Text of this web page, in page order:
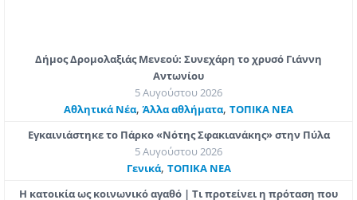
Δήμος Δρομολαξιάς Μενεού: Συνεχάρη το χρυσό Γιάννη
Αντωνίου
5 Αυγούστου 2026
Αθλητικά Νέα,Άλλα αθλήματα, ΤΟΠΙΚΑ ΝΕΑ
Εγκαινιάστηκε το Πάρκο «Νότης Σφακιανάκης» στην Πύλα
5 Αυγούστου 2026
Γενικά, ΤΟΠΙΚΑ ΝΕΑ
Η κατοικία ως κοινωνικό αγαθό | Τι προτείνει η πρόταση που